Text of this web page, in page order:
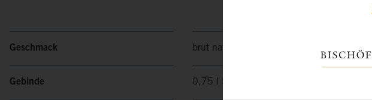
Geschmack brut nature
Gebinde 0,75 l Sekt